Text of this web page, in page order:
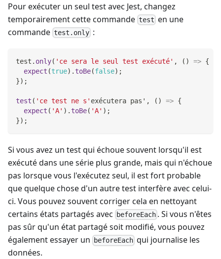
Pour exécuter un seul test avec Jest, changez
temporairement cette commande test en une
commande test.only :
test . only( 'ce sera le seul test exécuté' , ( ) => {
expect (true) . toBe(false) ;
}) ;
test ( 'ce test ne s' exécutera pas' , ( ) => {
expect ( 'A' ) . toBe( 'A' ) ;
}) ;
Si vous avez un test qui échoue souvent lorsqu'il est
exécuté dans une série plus grande, mais qui n'échoue
pas lorsque vous l'exécutez seul, il est fort probable
que quelque chose d'un autre test interfère avec celui-
ci. Vous pouvez souvent corriger cela en nettoyant
certains états partagés avec
beforeEach . Si vous n'êtes
pas sûr qu'un état partagé soit modifié, vous pouvez
également essayer un
beforeEach qui journalise les
données.